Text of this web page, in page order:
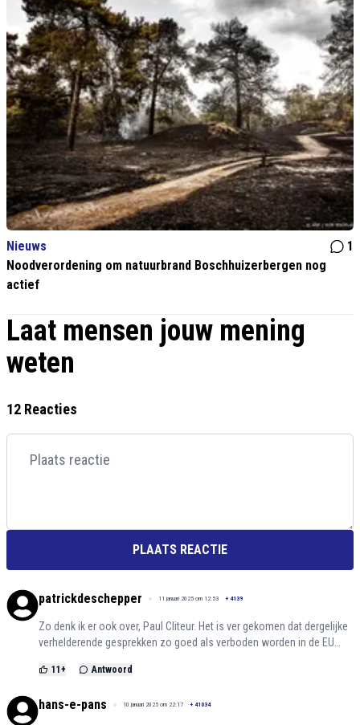
Nieuws
1
Noodverordening om natuurbrand Boschhuizerbergen nog
actief
Laat mensen jouw mening
weten
12 Reacties
PLAATS REACTIE
patrickdeschepper 11 januari 2025 om 12:53 + 4139
Zo denk ik er ook over, Paul Cliteur. Het is ver gekomen dat dergelijke
verhelderende gesprekken zo goed als verboden worden in de EU…
11 + Antwoord
hans-e-pans 10 januari 2025 om 22:17 + 41034